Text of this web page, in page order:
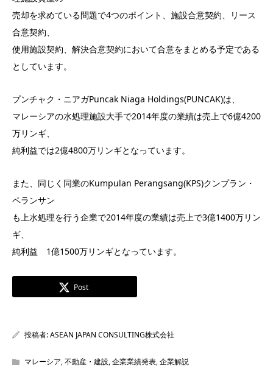
売却を求めている問題で4つのポイント、施設合意契約、リース
合意契約、
使用施設契約、解決合意契約において合意をまとめる予定である
としています。
プンチャク・ニアガPuncak Niaga Holdings(PUNCAK)は、
マレーシアの水処理施設大手で2014年度の業績は売上で6億4200
万リンギ、
純利益では2億4800万リンギとなっています。
また、同じく同業のKumpulan Perangsang(KPS)クンプラン・
ペランサン
も上水処理を行う企業で2014年度の業績は売上で3億1400万リン
ギ、
純利益 1億1500万リンギとなっています。
Post
投稿者:ASEAN JAPAN CONSULTING株式会社
マレーシア,不動産・建設,企業業績発表,企業解説